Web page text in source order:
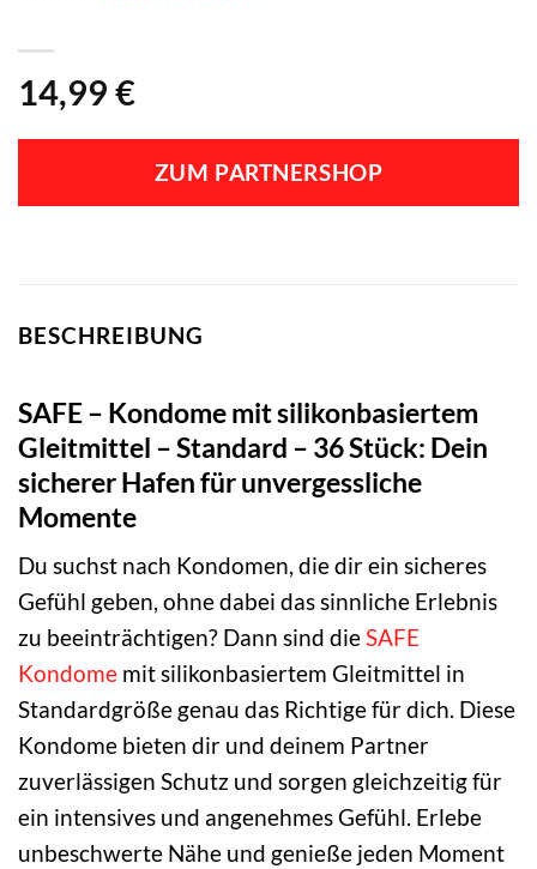
14,99 €
ZUM PARTNERSHOP
BESCHREIBUNG
SAFE – Kondome mit silikonbasiertem
Gleitmittel – Standard – 36 Stück: Dein
sicherer Hafen für unvergessliche
Momente
Du suchst nach Kondomen, die dir ein sicheres
Gefühl geben, ohne dabei das sinnliche Erlebnis
zu beeinträchtigen? Dann sind dieSAFE
Kondome mit silikonbasiertem Gleitmittel in
Standardgröße genau das Richtige für dich. Diese
Kondome bieten dir und deinem Partner
zuverlässigen Schutz und sorgen gleichzeitig für
ein intensives und angenehmes Gefühl. Erlebe
unbeschwerte Nähe und genieße jeden Moment